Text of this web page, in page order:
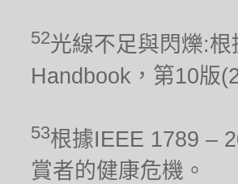
52光線不足與閃爍:
Handbook，第10版
53根據IEEE 1789 –
賞者的健康危機。